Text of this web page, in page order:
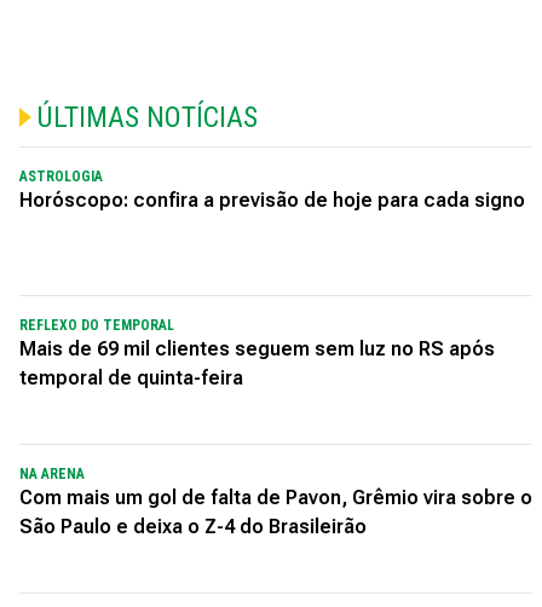
ÚLTIMAS NOTÍCIAS
ASTROLOGIA
Horóscopo: confira a previsão de hoje para cada signo
REFLEXO DO TEMPORAL
Mais de 69 mil clientes seguem sem luz no RS após
temporal de quinta-feira
NA ARENA
Com mais um gol de falta de Pavon, Grêmio vira sobre o
São Paulo e deixa o Z-4 do Brasileirão